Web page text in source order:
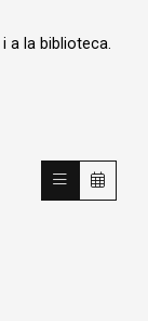
i a la biblioteca.